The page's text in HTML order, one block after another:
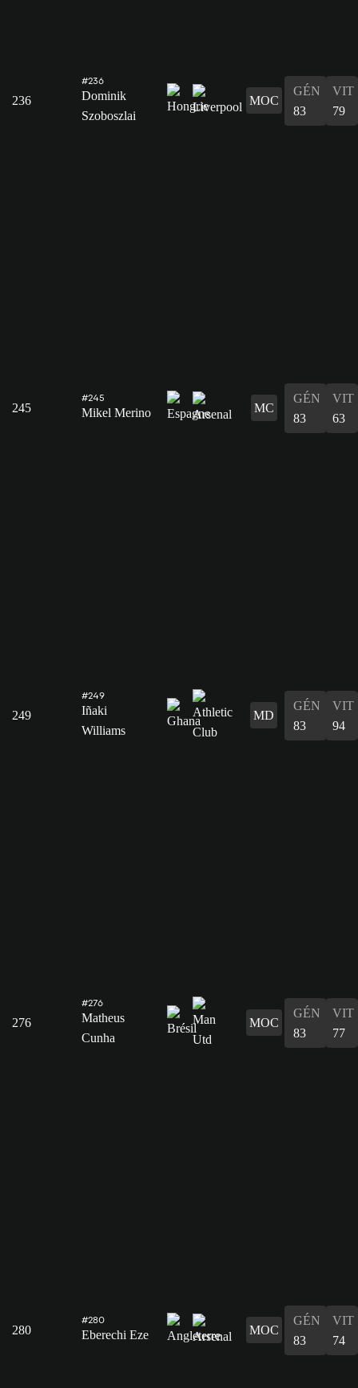
236
#236
Dominik
Szoboszlai
MOC
GÉN
83
VIT
79
245
#245
Mikel Merino MC
GÉN
83
VIT
63
249
#249
Iñaki
Williams
MD
GÉN
83
VIT
94
276
#276
Matheus
Cunha
MOC
GÉN
83
VIT
77
280
#280
Eberechi Eze MOC
GÉN
83
VIT
74